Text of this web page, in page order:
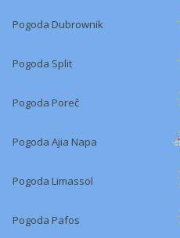
Pogoda Dubrownik
Pogoda Split
Pogoda Poreč
Pogoda Ajia Napa
Pogoda Limassol
Pogoda Pafos